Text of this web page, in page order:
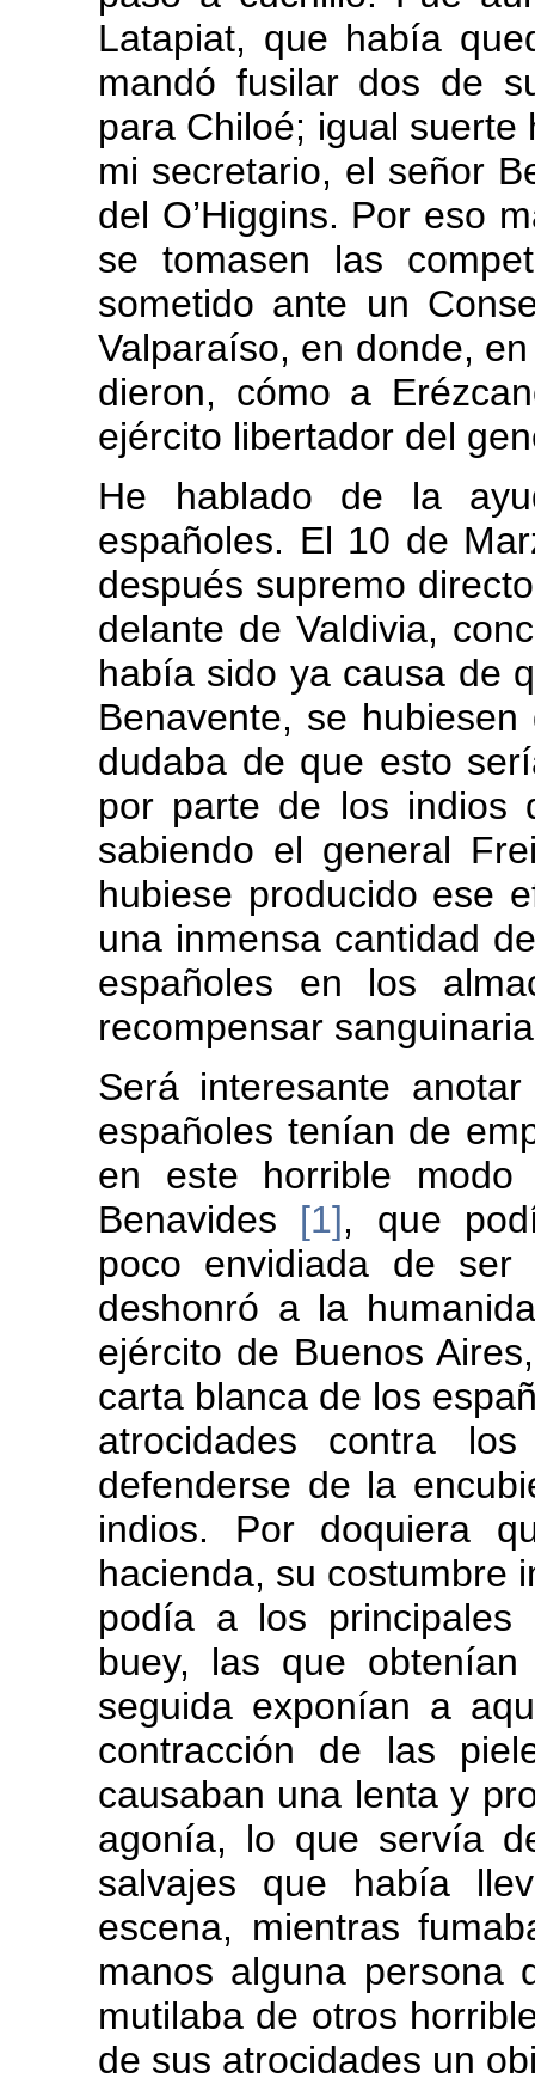
Latapiat, que había
mandó fusilar dos de
para Chiloé; igual
mi secretario, el señor
del O’Higgins. Por eso
se tomasen las
sometido ante un
Valparaíso, en donde,
dieron, cómo a
ejército libertador del
He hablado de la
españoles. El 10 de
después supremo
delante de Valdivia,
había sido ya causa de
Benavente, se
dudaba de que esto
por parte de los indios
sabiendo el general
hubiese producido ese
una inmensa cantidad
españoles en los
recompensar
Será interesante
españoles tenían de
en este horrible
Benavides [1], que
poco envidiada de
deshonró a la
ejército de Buenos
carta blanca de los
atrocidades contra
defenderse de la
indios. Por doquiera
hacienda, su costumbre
podía a los principales
buey, las que
seguida exponían a
contracción de las
causaban una lenta y
agonía, lo que servía
salvajes que había
escena, mientras
manos alguna persona
mutilaba de otros
de sus atrocidades un